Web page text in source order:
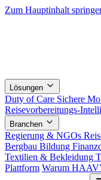
Zum Hauptinhalt
Lösungen
Duty of Care Sichere
Reisevorbereitungs-
Branchen
Regierung & NGOs
Bergbau Bildung
Textilien & Bekleidung
Plattform Warum